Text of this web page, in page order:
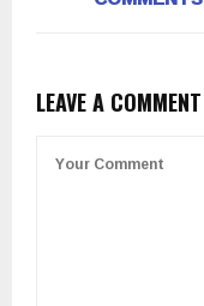
LEAVE A COMMENT